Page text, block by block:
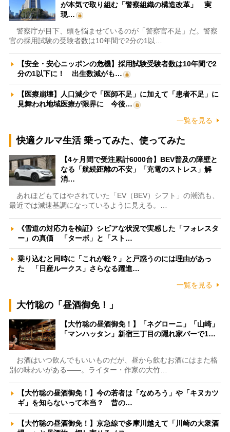
が本気で取り組む「警察組織の構造改革」 実
現…
警察庁が目下、頭を悩ませているのが「警察官不足」だ。警察
官の採用試験の受験者数は10年間で2分の1以…
【安全・安心ニッポンの危機】採用試験受験者数は10年間で2
分の1以下に！ 出生数減がも…
【医療崩壊】人口減少で「医師不足」に加えて「患者不足」に
見舞われ地域医療が限界に 今後…
一覧を見る
快適クルマ生活 乗ってみた、使ってみた
【4ヶ月間で受注累計6000台】BEV普及の障壁と
なる「航続距離の不安」「充電のストレス」解
消…
あれほどもてはやされていた「EV（BEV）シフト」の潮流も、
最近では減速基調になっているように見える。…
《雪道の対応力を検証》シビアな状況で実感した「フォレスタ
ー」の真価 「ターボ」と「スト…
乗り込むと同時に「これが軽？」と戸惑うのには理由があっ
た 「日産ルークス」さらなる躍進…
一覧を見る
大竹聡の「昼酒御免！」
【大竹聡の昼酒御免！】「ネグローニ」「山崎」
「マンハッタン」新宿三丁目の隠れ家バーで1…
お酒はいつ飲んでもいいものだが、昼から飲むお酒にはまた格
別の味わいがある――。ライター・作家の大竹…
【大竹聡の昼酒御免！】今の若者は「なめろう」や「キヌカツ
ギ」を知らないって本当？ 昔の…
【大竹聡の昼酒御免！】京急線で多摩川越えて「川崎の大衆酒